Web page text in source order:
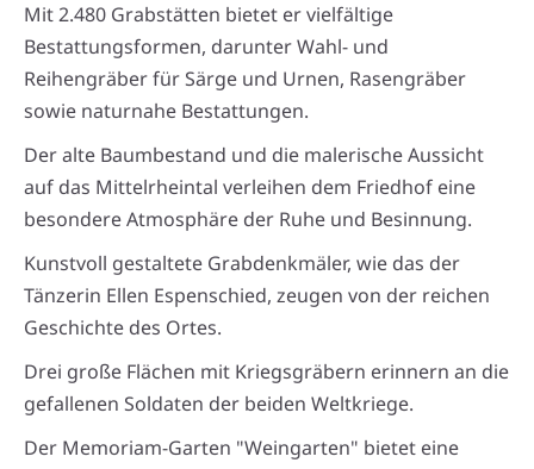
Mit 2.480 Grabstätten bietet er vielfältige
Bestattungsformen, darunter Wahl- und
Reihengräber für Särge und Urnen, Rasengräber
sowie naturnahe Bestattungen.
Der alte Baumbestand und die malerische Aussicht
auf das Mittelrheintal verleihen dem Friedhof eine
besondere Atmosphäre der Ruhe und Besinnung.
Kunstvoll gestaltete Grabdenkmäler, wie das der
Tänzerin Ellen Espenschied, zeugen von der reichen
Geschichte des Ortes.
Drei große Flächen mit Kriegsgräbern erinnern an die
gefallenen Soldaten der beiden Weltkriege.
Der Memoriam-Garten "Weingarten" bietet eine